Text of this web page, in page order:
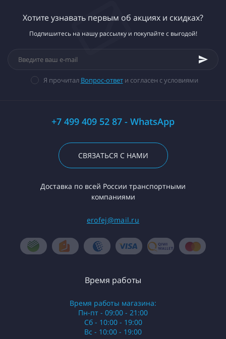
Хотите узнавать первым об акциях и скидках?
Подпишитесь на нашу рассылку и покупайте с выгодой!
Я прочитал Вопрос-ответи согласен с условиями
+7 499 409 52 87 - WhatsApp
СВЯЗАТЬСЯ С НАМИ
Доставка по всей России транспортными
компаниями
erofej@mail.ru
Время работы
Время работы магазина:
Пн-пт - 09:00 - 21:00
Сб - 10:00 - 19:00
Вс - 10:00 - 19:00